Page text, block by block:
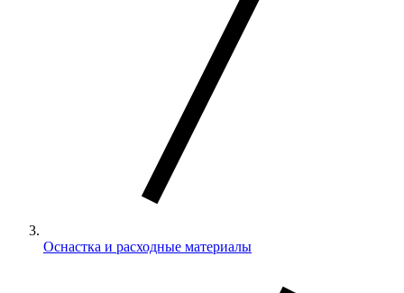
Оснастка и расходные материалы